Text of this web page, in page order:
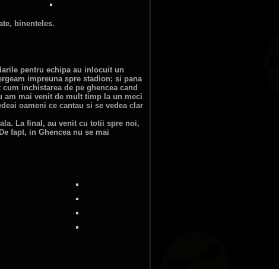
binenteles.
pentru echipa au inlocuit un
impreuna spre stadion; si pana
inchistarea de pe ghencea cand
am mai venit de mult timp la un meci
oameni ce cantau si se vedea clar
La final, au venit cu totii spre noi,
fapt, in Ghencea nu se mai